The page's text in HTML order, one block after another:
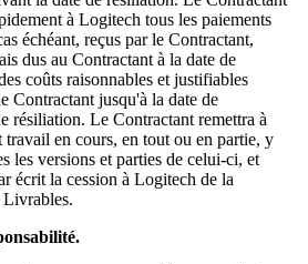
à Logitech tous les paiements
échéant, reçus par le Contractant,
dus au Contractant à la date de
coûts raisonnables et justifiables
Contractant jusqu'à la date de
résiliation. Le Contractant remettra à
en cours, en tout ou en partie, y
les versions et parties de celui-ci, et
écrit la cession à Logitech de la
Livrables.